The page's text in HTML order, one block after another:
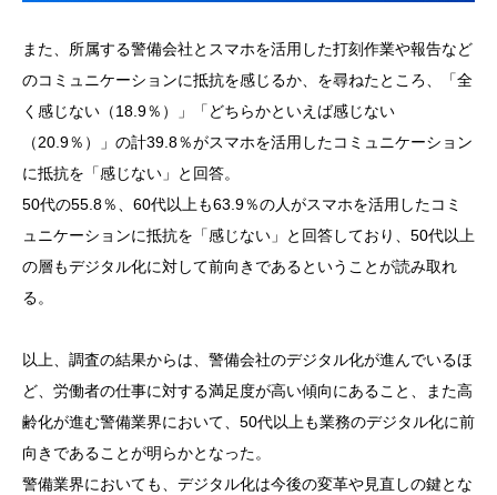
また、所属する警備会社とスマホを活用した打刻作業や報告など
のコミュニケーションに抵抗を感じるか、を尋ねたところ、「全
く感じない（18.9％）」「どちらかといえば感じない
（20.9％）」の計39.8％がスマホを活用したコミュニケーション
に抵抗を「感じない」と回答。
50代の55.8％、60代以上も63.9％の人がスマホを活用したコミ
ュニケーションに抵抗を「感じない」と回答しており、50代以上
の層もデジタル化に対して前向きであるということが読み取れ
る。
以上、調査の結果からは、警備会社のデジタル化が進んでいるほ
ど、労働者の仕事に対する満足度が高い傾向にあること、また高
齢化が進む警備業界において、50代以上も業務のデジタル化に前
向きであることが明らかとなった。
警備業界においても、デジタル化は今後の変革や見直しの鍵とな